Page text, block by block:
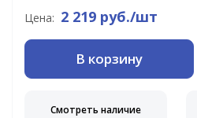
Цена: 2 219 руб./шт
В корзину
Смотреть наличие